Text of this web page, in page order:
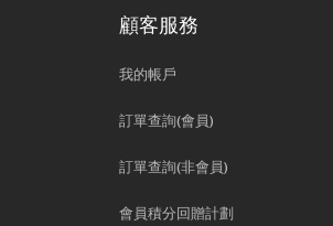
顧客服務
我的帳戶
訂單查詢(會員)
訂單查詢(非會員)
會員積分回贈計劃